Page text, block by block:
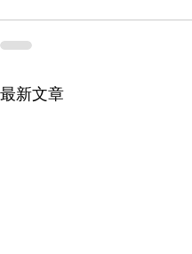
最新文章